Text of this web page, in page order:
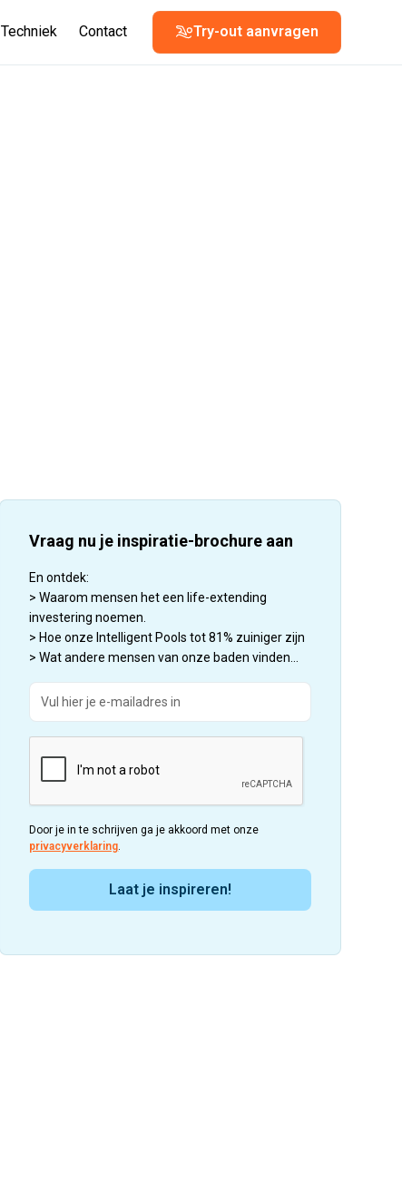
Techniek Contact Try-out aanvragen
Vraag nu je inspiratie-brochure aan
En ontdek:
> Waarom mensen het een life-extending
investering noemen.
> Hoe onze Intelligent Pools tot 81% zuiniger zijn
> Wat andere mensen van onze baden vinden...
Door je in te schrijven ga je akkoord met onze
privacyverklaring.